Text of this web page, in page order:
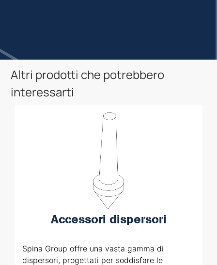
Altri prodotti che potrebbero
interessarti
Accessori dispersori
Spina Group offre una vasta gamma di
dispersori, progettati per soddisfare le